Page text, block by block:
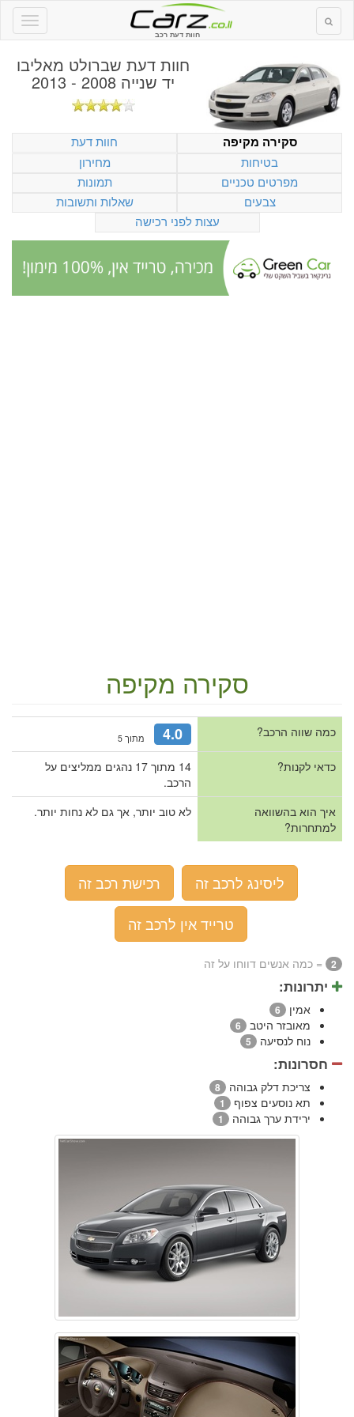
חוות דעת רכב
חוות דעת שברולט מאליבו
יד שנייה 2008 - 2013
סקירה מקיפה
חוות דעת
בטיחות
מחירון
מפרטים טכניים
תמונות
צבעים
שאלות ותשובות
עצות לפני רכישה
סקירה מקיפה
כמה שווה הרכב? 4.0 מתוך 5
כדאי לקנות?
14 מתוך 17 נהגים ממליצים על
הרכב.
איך הוא בהשוואה
למתחרות?
לא טוב יותר, אך גם לא נחות יותר.
ליסינג לרכב זה
רכישת רכב זה
טרייד אין לרכב זה
2 = כמה אנשים דווחו על זה
יתרונות:
אמין 6
מאובזר היטב 6
נוח לנסיעה 5
חסרונות:
צריכת דלק גבוהה 8
תא נוסעים צפוף 1
ירידת ערך גבוהה 1